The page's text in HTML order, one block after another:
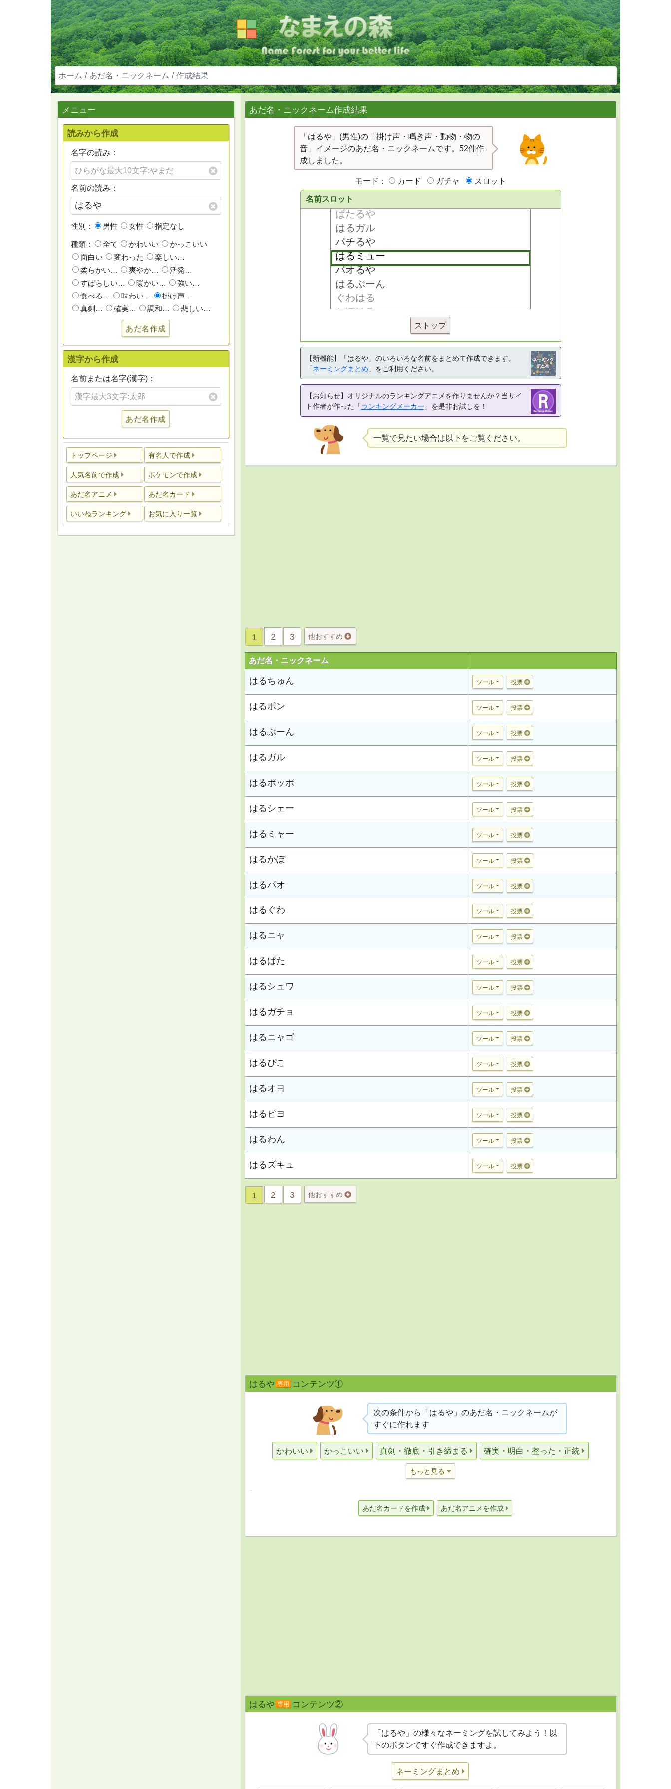
ホーム あだ名・ニックネーム 作成結果
メニュー
読みから作成
名字の読み：
名前の読み：
性別： 男性 女性 指定なし
種類： 全て かわいい
かっこいい
面白い
変わった
楽しい…
柔らかい…
爽やか…
活発…
すばらしい…
暖かい…
強い…
食べる…
味わい…
掛け声…
真剣…
確実… 調和… 悲しい…
あだ名作成
漢字から作成
名前または名字(漢字)：
あだ名作成
トップページ 有名人で作成
人気名前で作成 ポケモンで作成
あだ名アニメ あだ名カード
いいねランキング お気に入り一覧
あだ名・ニックネーム作成結果
「はるや」(男性)の「掛け声・鳴き声・動物・物の
音」イメージのあだ名・ニックネームです。52件作
成しました。
モード： カード ガチャ スロット
名前スロット
ストップ
【新機能】「はるや」のいろいろな名前をまとめて作成できます。
「ネーミングまとめ 」をご利用ください。
【お知らせ】オリジナルのランキングアニメを作りませんか？当サイ
ト作者が作った「ランキングメーカー 」を是非お試しを！
一覧で見たい場合は以下をご覧ください。
1 2 3 他おすすめ
あだ名・ニックネーム
はるちゅん ツール 投票
はるポン ツール 投票
はるぶーん ツール 投票
はるガル ツール 投票
はるポッポ ツール 投票
はるシェー ツール 投票
はるミャー ツール 投票
はるかぽ ツール 投票
はるパオ ツール 投票
はるぐわ ツール 投票
はるニャ ツール 投票
はるぱた ツール 投票
はるシュワ ツール 投票
はるガチョ ツール 投票
はるニャゴ ツール 投票
はるぴこ ツール 投票
はるオヨ ツール 投票
はるピヨ ツール 投票
はるわん ツール 投票
はるズキュ ツール 投票
1 2 3 他おすすめ
はるや 専用 コンテンツ①
次の条件から「はるや」のあだ名・ニックネームが
すぐに作れます
かわいい かっこいい 真剣・徹底・引き締まる 確実・明白・整った・正統
もっと見る
あだ名カードを作成 あだ名アニメを作成
はるや 専用 コンテンツ②
「はるや」の様々なネーミングを試してみよう！以
下のボタンですぐ作成できますよ。
ネーミングまとめ